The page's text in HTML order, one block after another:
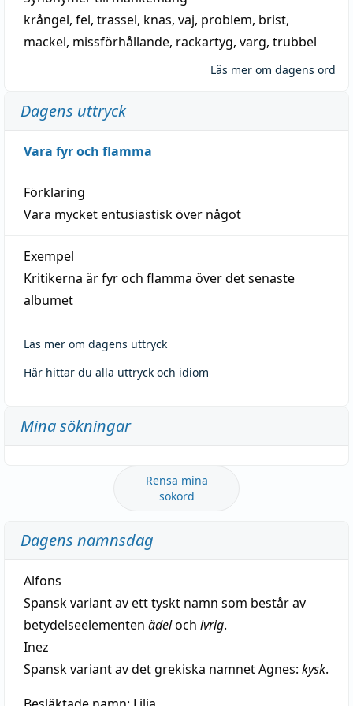
krångel, fel, trassel, knas, vaj, problem, brist,
mackel, missförhållande, rackartyg, varg, trubbel
Läs mer om dagens ord
Dagens uttryck
Vara fyr och flamma
Förklaring
Vara mycket entusiastisk över något
Exempel
Kritikerna är fyr och flamma över det senaste
albumet
Läs mer om dagens uttryck
Här hittar du alla uttryck och idiom
Mina sökningar
Rensa mina
sökord
Dagens namnsdag
Alfons
Spansk variant av ett tyskt namn som består av
betydelseelementen ädeloch ivrig.
Inez
Spansk variant av det grekiska namnet Agnes: kysk.